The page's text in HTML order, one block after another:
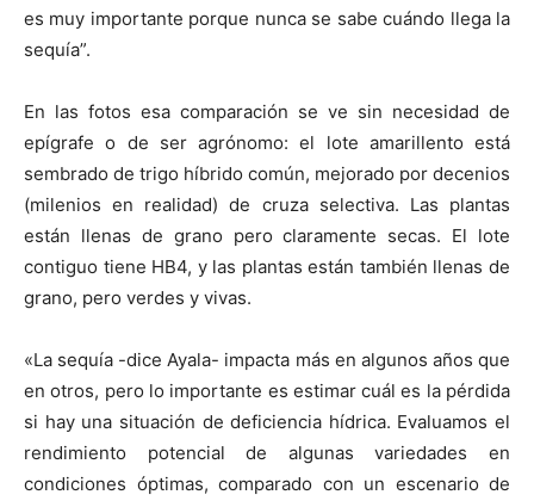
es muy importante porque nunca se sabe cuándo llega la
sequía”.
En las fotos esa comparación se ve sin necesidad de
epígrafe o de ser agrónomo: el lote amarillento está
sembrado de trigo híbrido común, mejorado por decenios
(milenios en realidad) de cruza selectiva. Las plantas
están llenas de grano pero claramente secas. El lote
contiguo tiene HB4, y las plantas están también llenas de
grano, pero verdes y vivas.
«La sequía -dice Ayala- impacta más en algunos años que
en otros, pero lo importante es estimar cuál es la pérdida
si hay una situación de deficiencia hídrica. Evaluamos el
rendimiento potencial de algunas variedades en
condiciones óptimas, comparado con un escenario de